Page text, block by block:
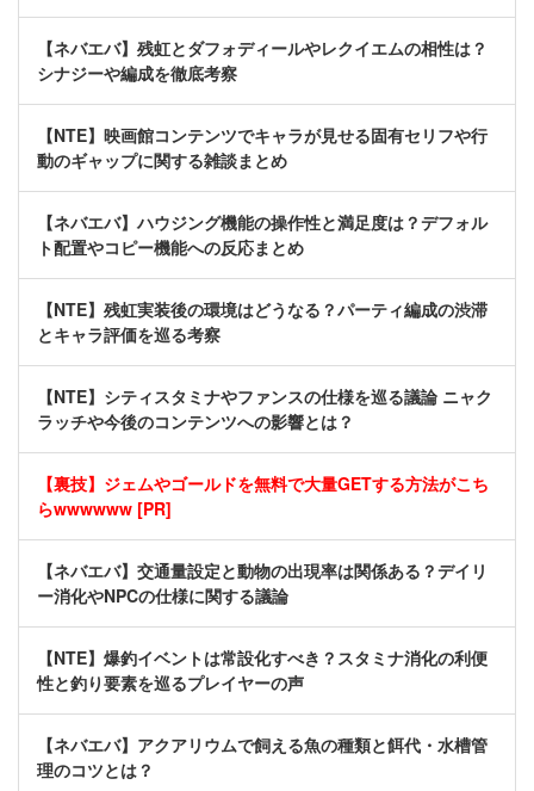
【ネバエバ】残虹とダフォディールやレクイエムの相性は？
シナジーや編成を徹底考察
【NTE】映画館コンテンツでキャラが見せる固有セリフや行
動のギャップに関する雑談まとめ
【ネバエバ】ハウジング機能の操作性と満足度は？デフォル
ト配置やコピー機能への反応まとめ
【NTE】残虹実装後の環境はどうなる？パーティ編成の渋滞
とキャラ評価を巡る考察
【NTE】シティスタミナやファンスの仕様を巡る議論 ニャク
ラッチや今後のコンテンツへの影響とは？
【裏技】ジェムやゴールドを無料で大量GETする方法がこち
らwwwwww [PR]
【ネバエバ】交通量設定と動物の出現率は関係ある？デイリ
ー消化やNPCの仕様に関する議論
【NTE】爆釣イベントは常設化すべき？スタミナ消化の利便
性と釣り要素を巡るプレイヤーの声
【ネバエバ】アクアリウムで飼える魚の種類と餌代・水槽管
理のコツとは？